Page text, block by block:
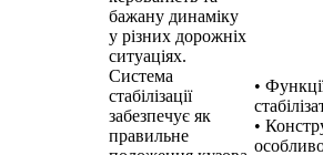
бажану динаміку
у різних дорожніх
ситуаціях.
Система
стабілізації
забезпечує як
правильне
•
•